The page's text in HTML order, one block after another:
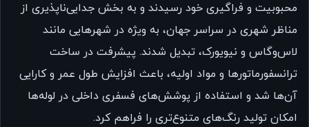
محبوبیت و فراگیری خود رسیدند و به بخش جدایی‌ناپذیری از
مناظر شهری در سراسر جهان، به ویژه در شهرهایی مانند
لاس‌وگاس و نیویورک، تبدیل شدند. پیشرفت در ساخت
ترانسفورماتورها و مواد اولیه، باعث افزایش طول عمر و کارایی
آن‌ها شد و استفاده از پوشش‌های فسفری داخلی در لوله‌ها
امکان تولید رنگ‌های متنوع‌تری را فراهم کرد.